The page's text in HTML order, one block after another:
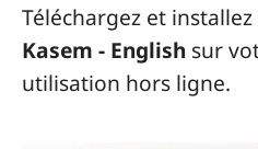
Téléchargez et
Kasem - English sur
utilisation hors ligne.